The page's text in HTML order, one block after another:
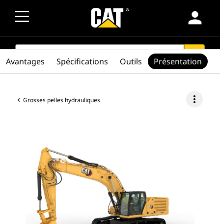
person
SEARCH search
Grosses pelles hydrauliques more_vert
Avantages Spécifications Outils Présentation